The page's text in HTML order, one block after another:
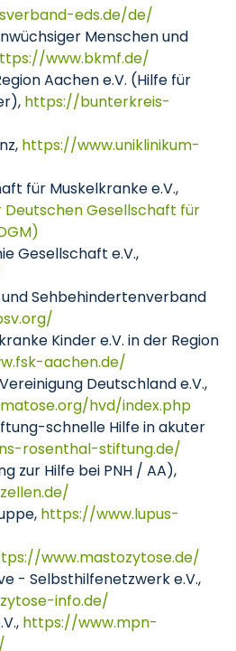
eds.de/de/
Menschen und
www.bkmf.de/
Aachen e.V. (Hilfe für
https://bunterkreis-
https://www.uniklinikum-
für Muskelkranke e.V.,
Gesellschaft für
Gesellschaft e.V.,
Sehbehindertenverband
Kinder e.V. in der Region
aachen.de/
Deutschland e.V.,
hvd/index.php
schnelle Hilfe in akuter
rosenthal-stiftung.de/
zur Hilfe bei PNH / AA),
https://www.lupus-
www.mastozytose.de/
- Selbsthilfenetzwerk e.V.,
info.de/
https://www.mpn-